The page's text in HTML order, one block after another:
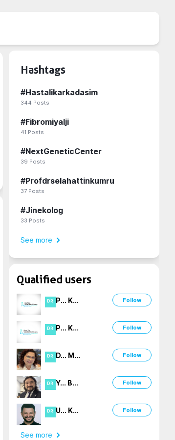
Hashtags
#Hastalikarkadasim
344 Posts
#Fibromiyalji
41 Posts
#NextGeneticCenter
39 Posts
#Profdrselahattinkumru
37 Posts
#Jinekolog
33 Posts
See more
Qualified users
DR P... K... Follow
DR P... K... Follow
DR D... M... Follow
DR Y... B... Follow
DR U... K... Follow
See more